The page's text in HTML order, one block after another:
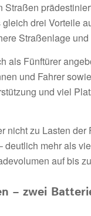
drei Vorteile
Straßenlage
als Fünftürer
und Fahrer
und viel
nicht zu Lasten
deutlich mehr als
auf bis
– zwei